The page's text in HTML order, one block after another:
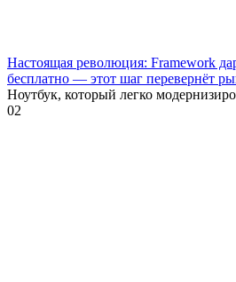
Настоящая революция: Framework
бесплатно — этот шаг перевернёт
Ноутбук, который легко
02